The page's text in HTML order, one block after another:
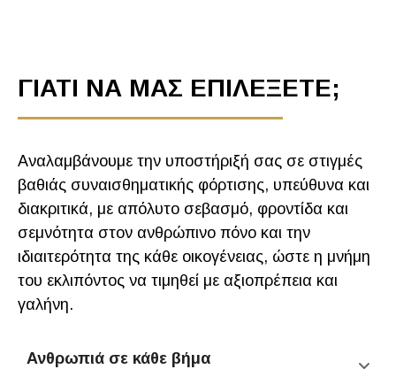
ΓΙΑΤΙ ΝΑ ΜΑΣ ΕΠΙΛΕΞΕΤΕ;
Αναλαμβάνουμε την υποστήριξή σας σε στιγμές
βαθιάς συναισθηματικής φόρτισης, υπεύθυνα και
διακριτικά, με απόλυτο σεβασμό, φροντίδα και
σεμνότητα στον ανθρώπινο πόνο και την
ιδιαιτερότητα της κάθε οικογένειας, ώστε η μνήμη
του εκλιπόντος να τιμηθεί με αξιοπρέπεια και
γαλήνη.
Ανθρωπιά σε κάθε βήμα